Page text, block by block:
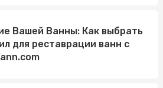
Вашей Ванны: Как выбрать
для реставрации ванн с